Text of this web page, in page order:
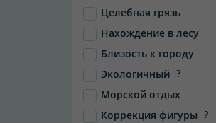
Целебная грязь
Нахождение в лесу
Близость к городу
Экологичный ?
Морской отдых
Коррекция фигуры ?